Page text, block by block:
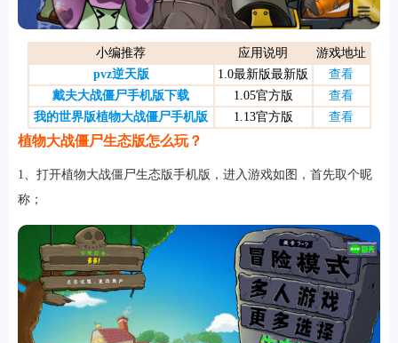
软件
资讯
小编推荐 应用说明
游戏地址
pvz逆天版
1.0最新版最新版
查看
戴夫大战僵尸手机版下载
1.05官方版
查看
我的世界版植物大战僵尸手机版
1.13官方版 查看
植物大战僵尸生态版怎么玩？
1、打开植物大战僵尸生态版手机版，进入游戏如图，首先取个昵
称；